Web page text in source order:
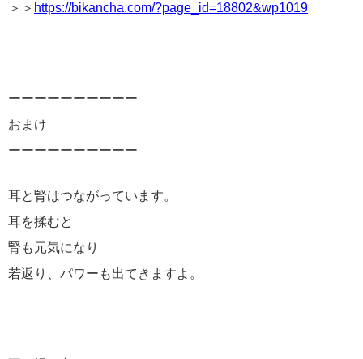
＞＞ https://bikancha.com/?page_id=18802&wp1019
ーーーーーーーーーー
おまけ
ーーーーーーーーーー
耳と腎はつながっています。
耳を揉むと
腎も元気になり
若返り、パワーも出てきますよ。